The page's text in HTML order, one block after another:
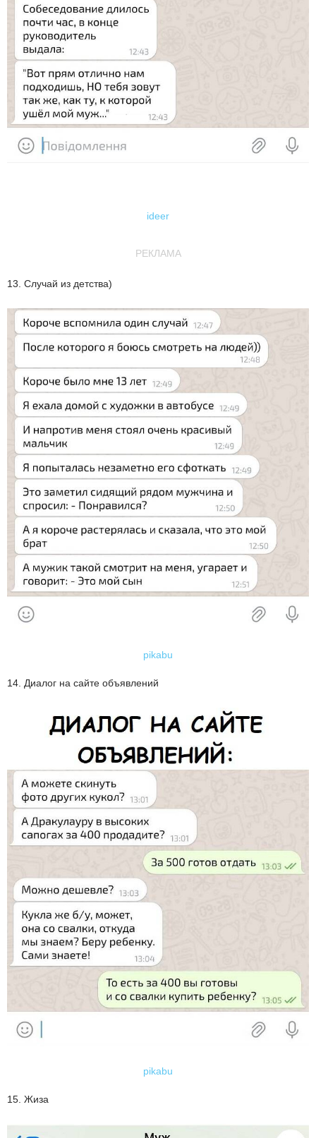
ideer
РЕКЛАМА
13. Случай из детства)
pikabu
14. Диалог на сайте объявлений
pikabu
15. Жиза